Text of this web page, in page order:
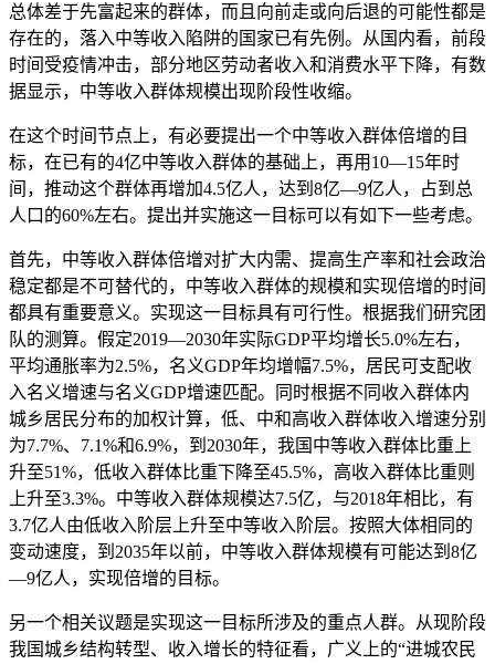
总体差于先富起来的群体，而且向前走或向后退的可能性都是
存在的，落入中等收入陷阱的国家已有先例。从国内看，前段
时间受疫情冲击，部分地区劳动者收入和消费水平下降，有数
据显示，中等收入群体规模出现阶段性收缩。
在这个时间节点上，有必要提出一个中等收入群体倍增的目
标，在已有的4亿中等收入群体的基础上，再用10—15年时
间，推动这个群体再增加4.5亿人，达到8亿—9亿人，占到总
人口的60%左右。提出并实施这一目标可以有如下一些考虑。
首先，中等收入群体倍增对扩大内需、提高生产率和社会政治
稳定都是不可替代的，中等收入群体的规模和实现倍增的时间
都具有重要意义。实现这一目标具有可行性。根据我们研究团
队的测算。假定2019—2030年实际GDP平均增长5.0%左右，
平均通胀率为2.5%，名义GDP年均增幅7.5%，居民可支配收
入名义增速与名义GDP增速匹配。同时根据不同收入群体内
城乡居民分布的加权计算，低、中和高收入群体收入增速分别
为7.7%、7.1%和6.9%，到2030年，我国中等收入群体比重上
升至51%，低收入群体比重下降至45.5%，高收入群体比重则
上升至3.3%。中等收入群体规模达7.5亿，与2018年相比，有
3.7亿人由低收入阶层上升至中等收入阶层。按照大体相同的
变动速度，到2035年以前，中等收入群体规模有可能达到8亿
—9亿人，实现倍增的目标。
另一个相关议题是实现这一目标所涉及的重点人群。从现阶段
我国城乡结构转型、收入增长的特征看，广义上的“进城农民